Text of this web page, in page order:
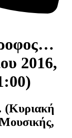
2016,
(Κυριακή